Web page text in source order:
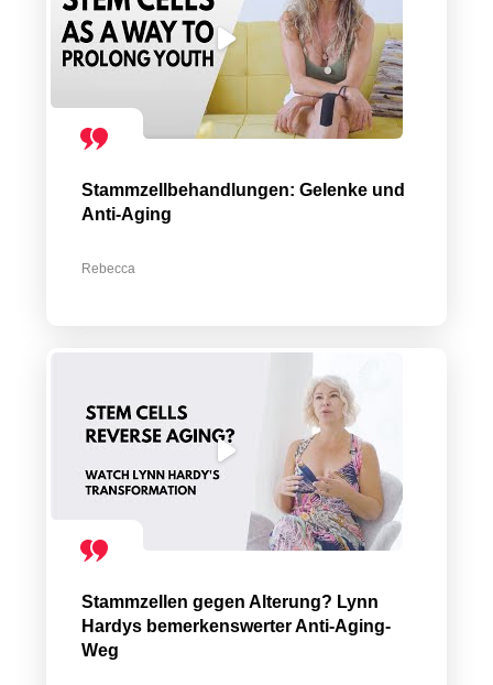
Stammzellbehandlungen: Gelenke und
Anti-Aging
Rebecca
Stammzellen gegen Alterung? Lynn
Hardys bemerkenswerter Anti-Aging-
Weg